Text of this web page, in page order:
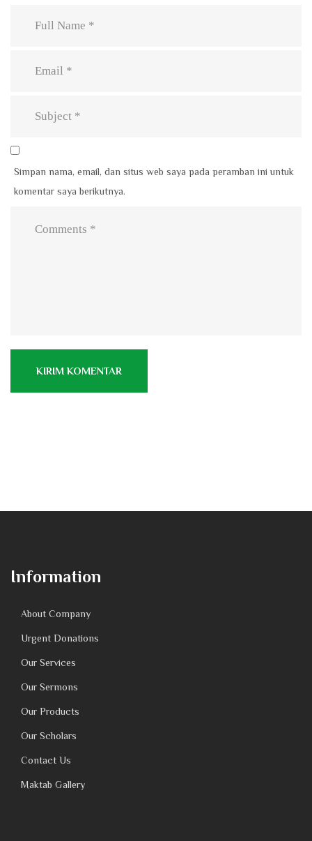
Simpan nama, email, dan situs web saya pada peramban ini untuk
komentar saya berikutnya.
Information
About Company
Urgent Donations
Our Services
Our Sermons
Our Products
Our Scholars
Contact Us
Maktab Gallery